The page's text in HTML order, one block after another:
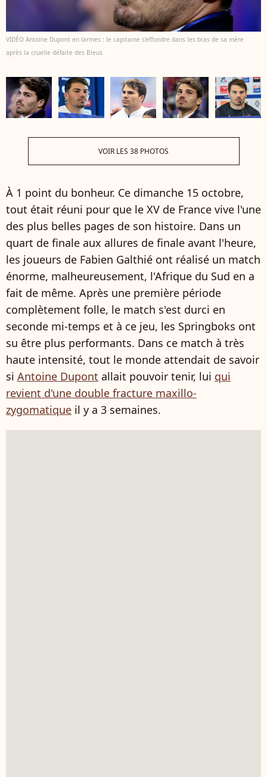
VIDÉO Antoine Dupont en larmes : le capitaine s'effondre dans les bras de sa mère
après la cruelle défaite des Bleus
VOIR LES 38 PHOTOS
À 1 point du bonheur. Ce dimanche 15 octobre,
tout était réuni pour que le XV de France vive l'une
des plus belles pages de son histoire. Dans un
quart de finale aux allures de finale avant l'heure,
les joueurs de Fabien Galthié ont réalisé un match
énorme, malheureusement, l'Afrique du Sud en a
fait de même. Après une première période
complètement folle, le match s'est durci en
seconde mi-temps et à ce jeu, les Springboks ont
su être plus performants. Dans ce match à très
haute intensité, tout le monde attendait de savoir
si Antoine Dupont allait pouvoir tenir, lui qui
revient d'une double fracture maxillo-
zygomatique il y a 3 semaines.